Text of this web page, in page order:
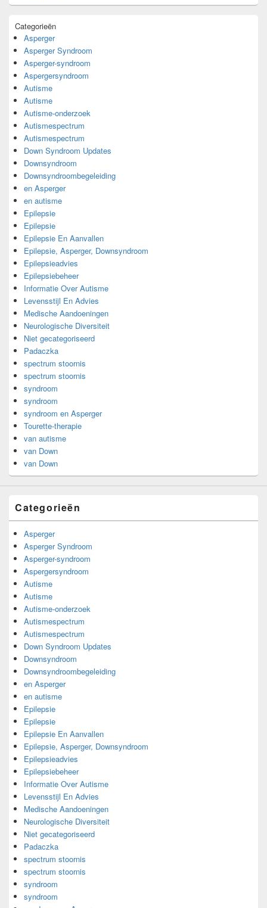
Categorieën
Asperger
Asperger Syndroom
Asperger-syndroom
Aspergersyndroom
Autisme
Autisme
Autisme-onderzoek
Autismespectrum
Autismespectrum
Down Syndroom Updates
Downsyndroom
Downsyndroombegeleiding
en Asperger
en autisme
Epilepsie
Epilepsie
Epilepsie En Aanvallen
Epilepsie, Asperger, Downsyndroom
Epilepsieadvies
Epilepsiebeheer
Informatie Over Autisme
Levensstijl En Advies
Medische Aandoeningen
Neurologische Diversiteit
Niet gecategoriseerd
Padaczka
spectrum stoornis
spectrum stoornis
syndroom
syndroom
syndroom en Asperger
Tourette-therapie
van autisme
van Down
van Down
Categorieën
Asperger
Asperger Syndroom
Asperger-syndroom
Aspergersyndroom
Autisme
Autisme
Autisme-onderzoek
Autismespectrum
Autismespectrum
Down Syndroom Updates
Downsyndroom
Downsyndroombegeleiding
en Asperger
en autisme
Epilepsie
Epilepsie
Epilepsie En Aanvallen
Epilepsie, Asperger, Downsyndroom
Epilepsieadvies
Epilepsiebeheer
Informatie Over Autisme
Levensstijl En Advies
Medische Aandoeningen
Neurologische Diversiteit
Niet gecategoriseerd
Padaczka
spectrum stoornis
spectrum stoornis
syndroom
syndroom